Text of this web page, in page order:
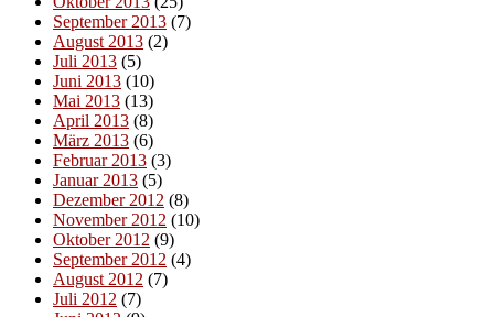
September 2013 (7)
August 2013 (2)
Juli 2013 (5)
Juni 2013 (10)
Mai 2013 (13)
April 2013 (8)
März 2013 (6)
Februar 2013 (3)
Januar 2013 (5)
Dezember 2012 (8)
November 2012 (10)
Oktober 2012 (9)
September 2012 (4)
August 2012 (7)
Juli 2012 (7)